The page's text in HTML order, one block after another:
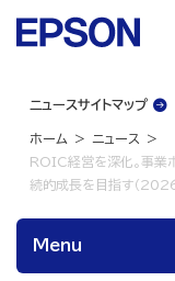
ニュースサイトマップ
ホーム
ニュース
ROIC経営を深化。事業
続的成長を目指す（
Menu